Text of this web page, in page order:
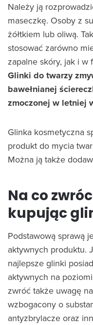
Należy ją
maseczkę. Osoby z
żółtkiem lub oliwą.
stosować zarówno
zapalne skóry, jak i w
Glinki do twarzy
bawełnianej
zmoczonej w letniej
Glinka kosmetyczna
produkt do mycia
Można ją także
Na co
kupując
Podstawową sprawą
aktywnych produktu.
najlepsze glinki
aktywnych na
zwróć także uwagę
wzbogacony o
antyzbrylacze oraz